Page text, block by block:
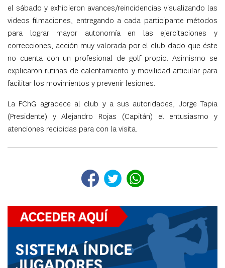
el sábado y exhibieron avances/reincidencias visualizando las
videos filmaciones, entregando a cada participante métodos
para lograr mayor autonomía en las ejercitaciones y
correcciones, acción muy valorada por el club dado que éste
no cuenta con un profesional de golf propio. Asimismo se
explicaron rutinas de calentamiento y movilidad articular para
facilitar los movimientos y prevenir lesiones.
La FChG agradece al club y a sus autoridades, Jorge Tapia
(Presidente) y Alejandro Rojas (Capitán) el entusiasmo y
atenciones recibidas para con la visita.